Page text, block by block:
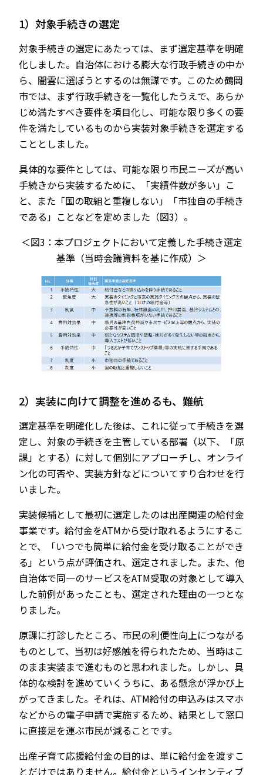
1）対象手続きの選定
対象手続きの選定にあたっては、まず選定基準を明確
化しました。自治体における膨大な行政手続きの中か
ら、闇雲に選ぼうとするのは無謀です。このため鶴岡
市では、まず行政手続きを一覧化したうえで、あらか
じめ満たすべき要件を項目化し、可能な限り多くの要
件を満たしているものから実装対象手続きを選定する
こととしました。
具体的な要件としては、可能な限り市民ニーズが高い
手続きから実装するために、「実績件数が多い」こ
と、また「国の取組と重複しない」「市独自の手続き
である」ことなどを定めました（図3）。
＜図3：本プロジェクトにおいて定義した手続き選定
基準（当時会議資料を基に作成）＞
2）実装に向けて調整を進めるも、難航
選定基準を明確化した後は、これに従って手続きを選
定し、対象の手続きを主管している部署（以下、「原
課」とする）に対して個別にアプローチし、オンライ
ン化の可否や、実装方針などについてすり合わせを行
いました。
実装候補として最初に選定したのは出産関連の給付金
事業です。給付金をATMから受け取れるようにするこ
とで、「いつでも簡単に給付金を受け取ることができ
る」という点が評価され、選定されました。また、他
自治体で同一のサービスをATM受取の対象として導入
した前例があったことも、選定された理由の一つとな
りました。
原課に打診したところ、市民の利便性向上につながる
ものとして、当初は好感触を得られたため、当時はこ
のまま実装まで進むものと思われました。しかし、具
体的な検討を進めていくうちに、ある懸念が浮かび上
がってきました。それは、ATM給付の申込みはスマホ
などからの電子申請で実施するため、結果として窓口
に直接足を運ぶ市民が減ることです。
出産子育て応援給付金の目的は、単に給付金を渡すこ
とだけではありません。給付金というインセンティブ